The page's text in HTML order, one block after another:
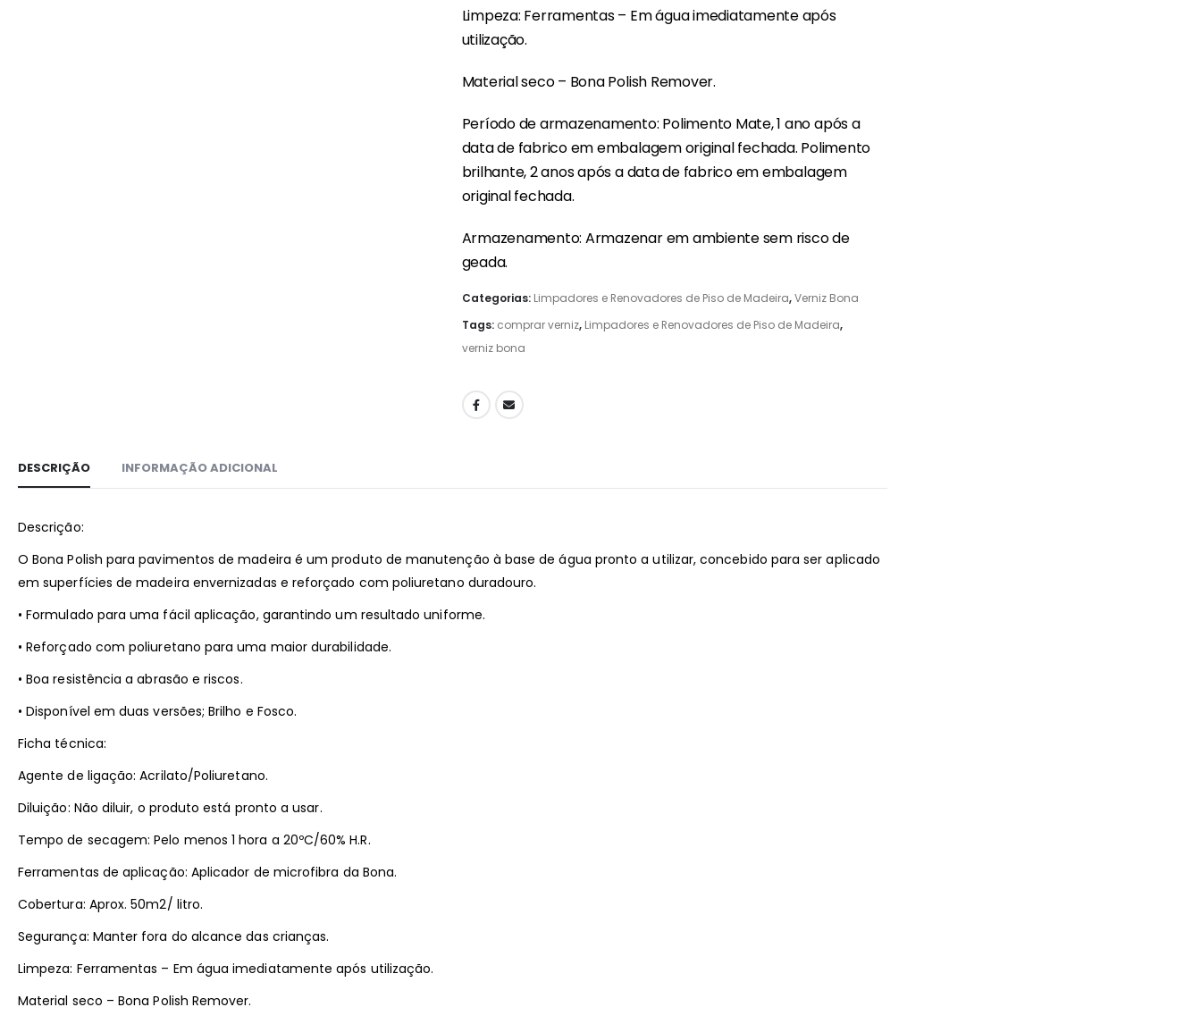
Limpeza: Ferramentas – Em água imediatamente após
utilização.
Material seco – Bona Polish Remover.
Período de armazenamento: Polimento Mate, 1 ano após a
data de fabrico em embalagem original fechada. Polimento
brilhante, 2 anos após a data de fabrico em embalagem
original fechada.
Armazenamento: Armazenar em ambiente sem risco de
geada.
Categorias: Limpadores e Renovadores de Piso de Madeira,Verniz Bona
Tags: comprar verniz, Limpadores e Renovadores de Piso de Madeira,
verniz bona
DESCRIÇÃO INFORMAÇÃO ADICIONAL
Descrição:
O Bona Polish para pavimentos de madeira é um produto de manutenção à base de água pronto a utilizar, concebido para ser aplicado
em superfícies de madeira envernizadas e reforçado com poliuretano duradouro.
• Formulado para uma fácil aplicação, garantindo um resultado uniforme.
• Reforçado com poliuretano para uma maior durabilidade.
• Boa resistência a abrasão e riscos.
• Disponível em duas versões; Brilho e Fosco.
Ficha técnica:
Agente de ligação: Acrilato/Poliuretano.
Diluição: Não diluir, o produto está pronto a usar.
Tempo de secagem: Pelo menos 1 hora a 20ºC/60% H.R.
Ferramentas de aplicação: Aplicador de microfibra da Bona.
Cobertura: Aprox. 50m2/ litro.
Segurança: Manter fora do alcance das crianças.
Limpeza: Ferramentas – Em água imediatamente após utilização.
Material seco – Bona Polish Remover.